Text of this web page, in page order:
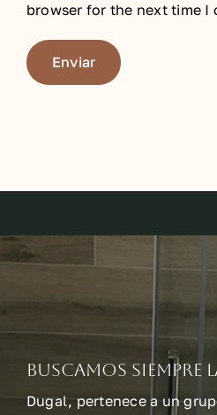
browser for the next time I
Buscamos siempre
Dugal, pertenece a un